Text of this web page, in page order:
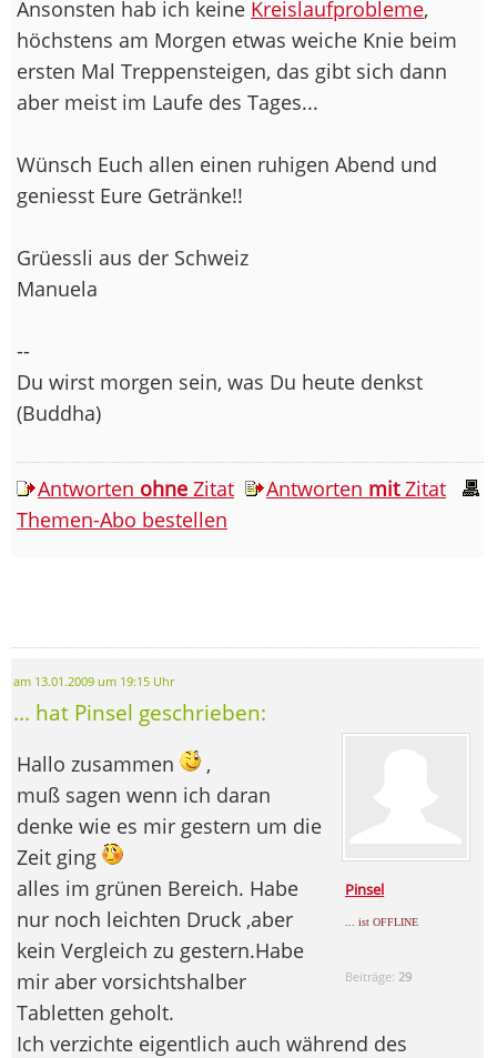
Ansonsten hab ich keine Kreislaufprobleme,
höchstens am Morgen etwas weiche Knie beim
ersten Mal Treppensteigen, das gibt sich dann
aber meist im Laufe des Tages...
Wünsch Euch allen einen ruhigen Abend und
geniesst Eure Getränke!!
Grüessli aus der Schweiz
Manuela
--
Du wirst morgen sein, was Du heute denkst
(Buddha)
Antworten ohne Zitat Antworten mitZitat
Themen-Abo bestellen
am 13.01.2009 um 19:15 Uhr
... hat Pinsel geschrieben:
Pinsel
... ist OFFLINE
Beiträge: 29
Hallo zusammen
,
muß sagen wenn ich daran
denke wie es mir gestern um die
Zeit ging
alles im grünen Bereich. Habe
nur noch leichten Druck ,aber
kein Vergleich zu gestern.Habe
mir aber vorsichtshalber
Tabletten geholt.
Ich verzichte eigentlich auch während des